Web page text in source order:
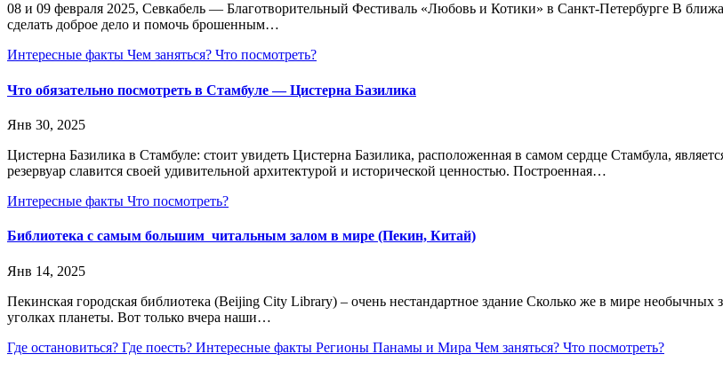
08 и 09 февраля 2025, Севкабель — Благотворительный Фестиваль «Любовь и Котики» в Санкт-Петербурге В
сделать доброе дело и помочь брошенным…
Интересные факты Чем заняться? Что посмотреть?
Что обязательно посмотреть в Стамбуле — Цистерна Базилика
Янв 30, 2025
Цистерна Базилика в Стамбуле: стоит увидеть Цистерна Базилика, расположенная в самом сердце Стамбула,
резервуар славится своей удивительной архитектурой и исторической ценностью. Построенная…
Интересные факты Что посмотреть?
Библиотека с самым большим читальным залом в мире (Пекин, Китай)
Янв 14, 2025
Пекинская городская библиотека (Beijing City Library) – очень нестандартное здание Сколько же в мире
уголках планеты. Вот только вчера наши…
Где остановиться? Где поесть? Интересные факты Регионы Панамы и Мира Чем заняться? Что посмотреть?